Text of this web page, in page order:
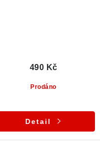
Prodáno
490 Kč
Detail